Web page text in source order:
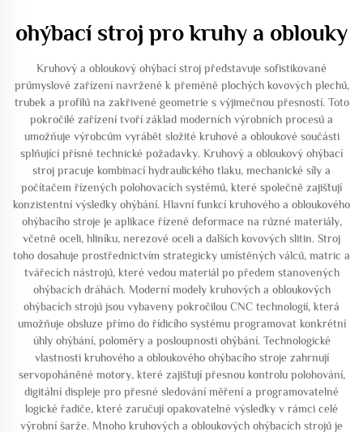
ohýbací stroj pro kruhy a oblouky
Kruhový a obloukový ohýbací stroj představuje sofistikované
průmyslové zařízení navržené k přeměně plochých kovových plechů,
trubek a profilů na zakřivené geometrie s výjimečnou přesností. Toto
pokročilé zařízení tvoří základ moderních výrobních procesů a
umožňuje výrobcům vyrábět složité kruhové a obloukové součásti
splňující přísné technické požadavky. Kruhový a obloukový ohýbací
stroj pracuje kombinací hydraulického tlaku, mechanické síly a
počítačem řízených polohovacích systémů, které společně zajišťují
konzistentní výsledky ohýbání. Hlavní funkcí kruhového a obloukového
ohýbacího stroje je aplikace řízené deformace na různé materiály,
včetně oceli, hliníku, nerezové oceli a dalších kovových slitin. Stroj
toho dosahuje prostřednictvím strategicky umístěných válců, matric a
tvářecích nástrojů, které vedou materiál po předem stanovených
ohýbacích dráhách. Moderní modely kruhových a obloukových
ohýbacích strojů jsou vybaveny pokročilou CNC technologií, která
umožňuje obsluze přímo do řídicího systému programovat konkrétní
úhly ohýbání, poloměry a posloupnosti ohýbání. Technologické
vlastnosti kruhového a obloukového ohýbacího stroje zahrnují
servopoháněné motory, které zajišťují přesnou kontrolu polohování,
digitální displeje pro přesné sledování měření a programovatelné
logické řadiče, které zaručují opakovatelné výsledky v rámci celé
výrobní šarže. Mnoho kruhových a obloukových ohýbacích strojů je